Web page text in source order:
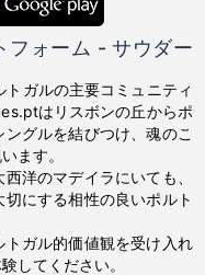
フォーム - サウダー
ガルの主要コミュニティ
はリスボンの丘からポ
グルを結びつけ、魂のこ
ます。
洋のマデイラにいても、
にする相性の良いポルト
ガル的価値観を受け入れ
してください。